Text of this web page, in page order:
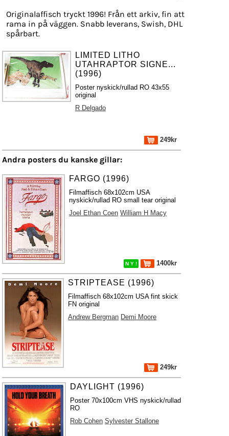
Originalaffisch tryckt 1996! Från ett arkiv, fin att
rama in på väggen. Snabb leverans, Swish, DHL
spårbart.
LIMITED LITHO
UTAHRAPTOR SIGNE...
(1996)
Poster nyskick/rullad RO 43x55
original
R Delgado
249kr
Andra posters du kanske gillar:
FARGO (1996)
Filmaffisch 68x102cm USA
nyskick/rullad RO small tear original
Joel Ethan Coen William H Macy
N Y ! 1400kr
STRIPTEASE (1996)
Filmaffisch 68x102cm USA fint skick
FN original
Andrew Bergman Demi Moore
249kr
DAYLIGHT (1996)
Poster 70x100cm VHS nyskick/rullad
RO
Rob Cohen Sylvester Stallone